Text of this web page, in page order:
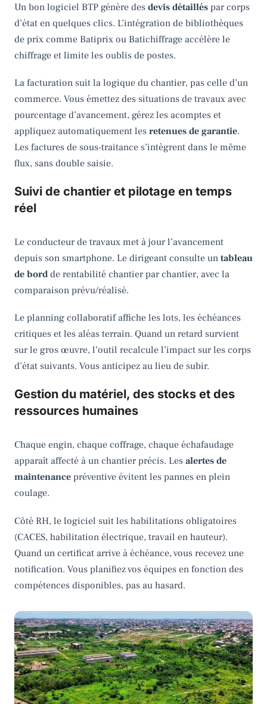
Un bon logiciel BTP génère des devis détaillés par corps
d’état en quelques clics. L’intégration de bibliothèques
de prix comme Batiprix ou Batichiffrage accélère le
chiffrage et limite les oublis de postes.
La facturation suit la logique du chantier, pas celle d’un
commerce. Vous émettez des situations de travaux avec
pourcentage d’avancement, gérez les acomptes et
appliquez automatiquement les retenues de garantie.
Les factures de sous-traitance s’intègrent dans le même
flux, sans double saisie.
Suivi de chantier et pilotage en temps
réel
Le conducteur de travaux met à jour l’avancement
depuis son smartphone. Le dirigeant consulte un tableau
de bord de rentabilité chantier par chantier, avec la
comparaison prévu/réalisé.
Le planning collaboratif affiche les lots, les échéances
critiques et les aléas terrain. Quand un retard survient
sur le gros œuvre, l’outil recalcule l’impact sur les corps
d’état suivants. Vous anticipez au lieu de subir.
Gestion du matériel, des stocks et des
ressources humaines
Chaque engin, chaque coffrage, chaque échafaudage
apparaît affecté à un chantier précis. Les alertes de
maintenance préventive évitent les pannes en plein
coulage.
Côté RH, le logiciel suit les habilitations obligatoires
(CACES, habilitation électrique, travail en hauteur).
Quand un certificat arrive à échéance, vous recevez une
notification. Vous planifiez vos équipes en fonction des
compétences disponibles, pas au hasard.